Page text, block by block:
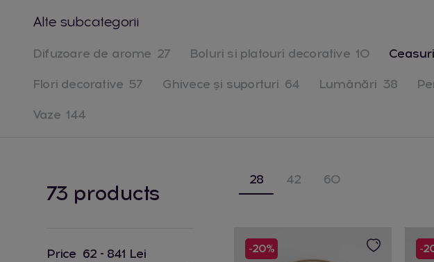
Alte subcategorii
Difuzoare de arome 27 Boluri si platouri decorative 10 Ceasuri
Flori decorative 57 Ghivece și suporturi 64 Lumânări 38
Vaze 144
73 products
Price 62 - 841 Lei
28 42 60
-20% -